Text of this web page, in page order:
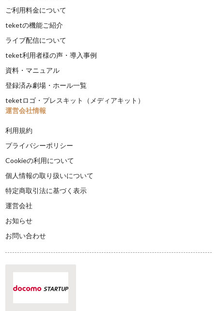
ご利用料金について
teketの機能ご紹介
ライブ配信について
teket利用者様の声・導入事例
資料・マニュアル
登録済み劇場・ホール一覧
teketロゴ・プレスキット（メディアキット）
運営会社情報
利用規約
プライバシーポリシー
Cookieの利用について
個人情報の取り扱いについて
特定商取引法に基づく表示
運営会社
お知らせ
お問い合わせ